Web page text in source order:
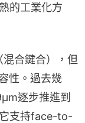
的工業化方
合鍵合），但
性。過去幾
逐步推進到
支持face-to-